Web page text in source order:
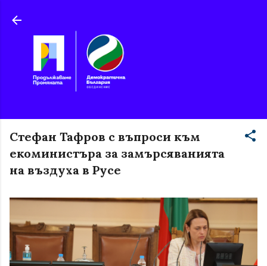
Стефан Тафров с въпроси към
екоминистъра за замърсяванията
на въздуха в Русе